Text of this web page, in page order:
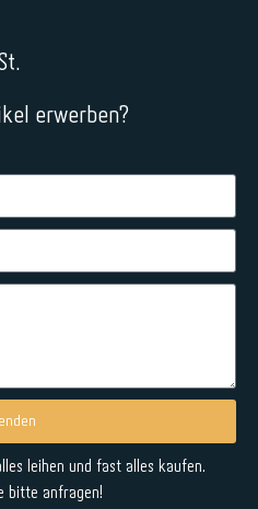
erwerben?
leihen und fast alles kaufen.
bitte anfragen!